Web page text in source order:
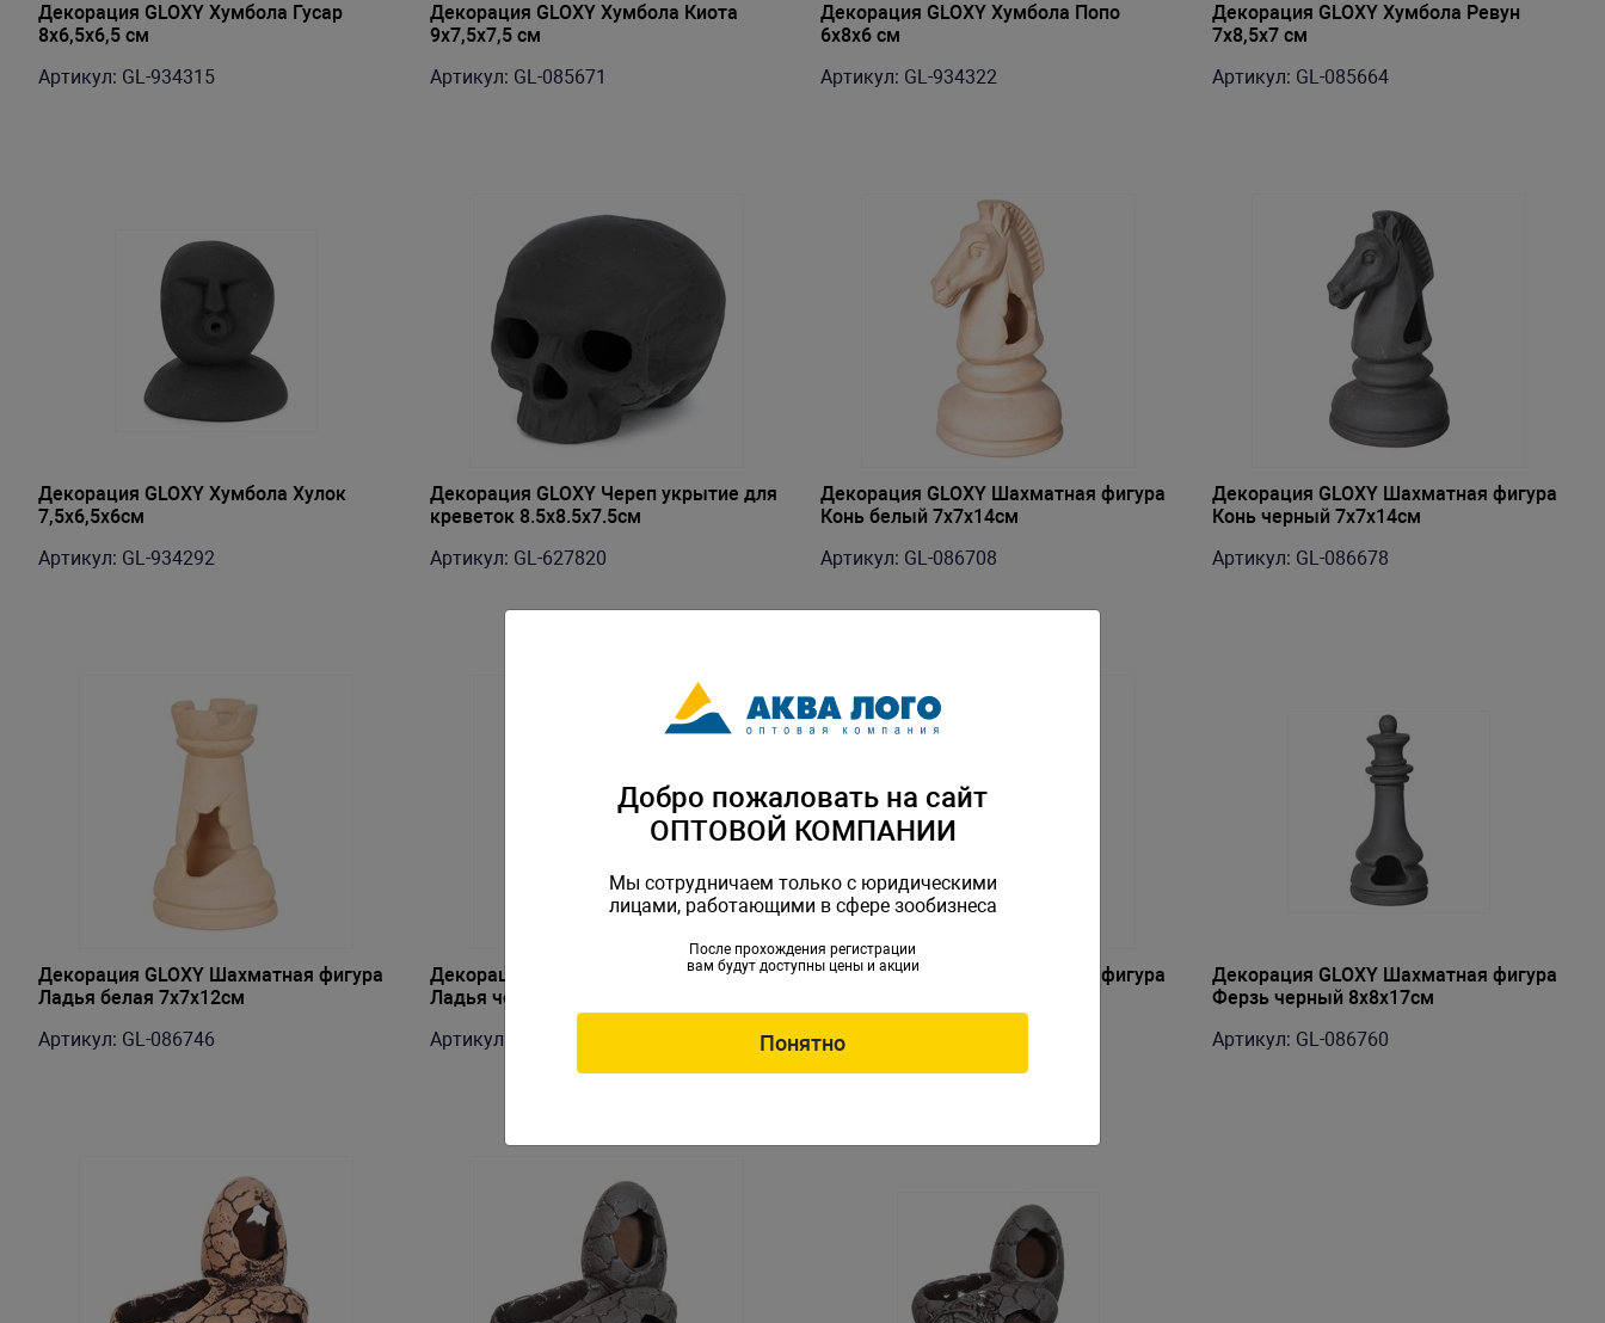
Декорация GLOXY Хумбола Гусар
8х6,5х6,5 см
Артикул: GL-934315
Декорация GLOXY Хумбола Киота
9x7,5x7,5 см
Артикул: GL-085671
Декорация GLOXY Хумбола Попо
6х8х6 см
Артикул: GL-934322
Декорация GLOXY Хумбола Ревун
7x8,5x7 cм
Артикул: GL-085664
Декорация GLOXY Хумбола Хулок
7,5х6,5х6см
Артикул: GL-934292
Декорация GLOXY Череп укрытие для
креветок 8.5х8.5х7.5см
Артикул: GL-627820
Декорация GLOXY Шахматная фигура
Конь белый 7х7х14см
Артикул: GL-086708
Декорация GLOXY Шахматная фигура
Конь черный 7х7х14см
Артикул: GL-086678
Декорация GLOXY Шахматная фигура
Ладья белая 7х7х12см
Артикул: GL-086746
Декорация GLOXY Шахматная фигура
Ладья черная 7х7х12см
Артикул: GL-086715
Декорация GLOXY Шахматная фигура
Артикул: GL-086784
Декорация GLOXY Шахматная фигура
Ферзь черный 8х8х17см
Артикул: GL-086760
Добро пожаловать на сайт
ОПТОВОЙ КОМПАНИИ
Мы сотрудничаем только с юридическими
лицами, работающими в сфере зообизнеса
После прохождения регистрации
вам будут доступны цены и акции
Понятно